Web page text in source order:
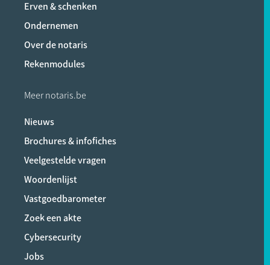
Erven & schenken
Ondernemen
Over de notaris
Rekenmodules
Meer notaris.be
Nieuws
Brochures & infofiches
Veelgestelde vragen
Woordenlijst
Vastgoedbarometer
Zoek een akte
Cybersecurity
Jobs